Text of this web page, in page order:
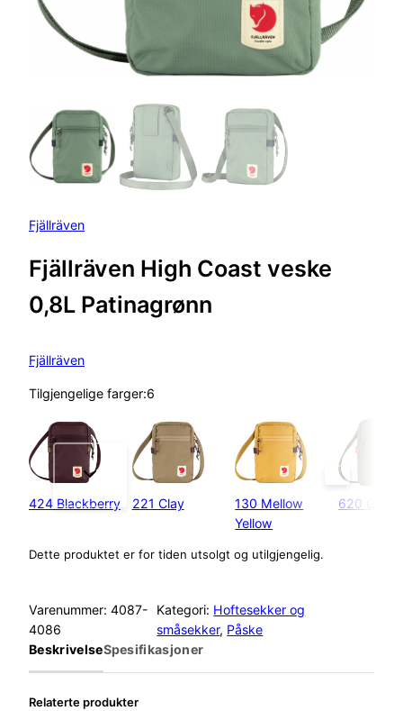
Fjällräven
Fjällräven High Coast veske
0,8L Patinagrønn
Fjällräven
Tilgjengelige farger:6
424 Blackberry 221 Clay
130 Mellow
Yellow
620 Green
Dette produktet er for tiden utsolgt og utilgjengelig.
Varenummer: 4087-
4086
Kategori: Hoftesekker og
småsekker, Påske
BeskrivelseSpesifikasjoner
Relaterte produkter